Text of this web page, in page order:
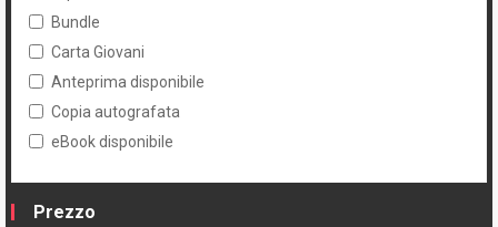
Bundle
Carta Giovani
Anteprima disponibile
Copia autografata
eBook disponibile
Prezzo